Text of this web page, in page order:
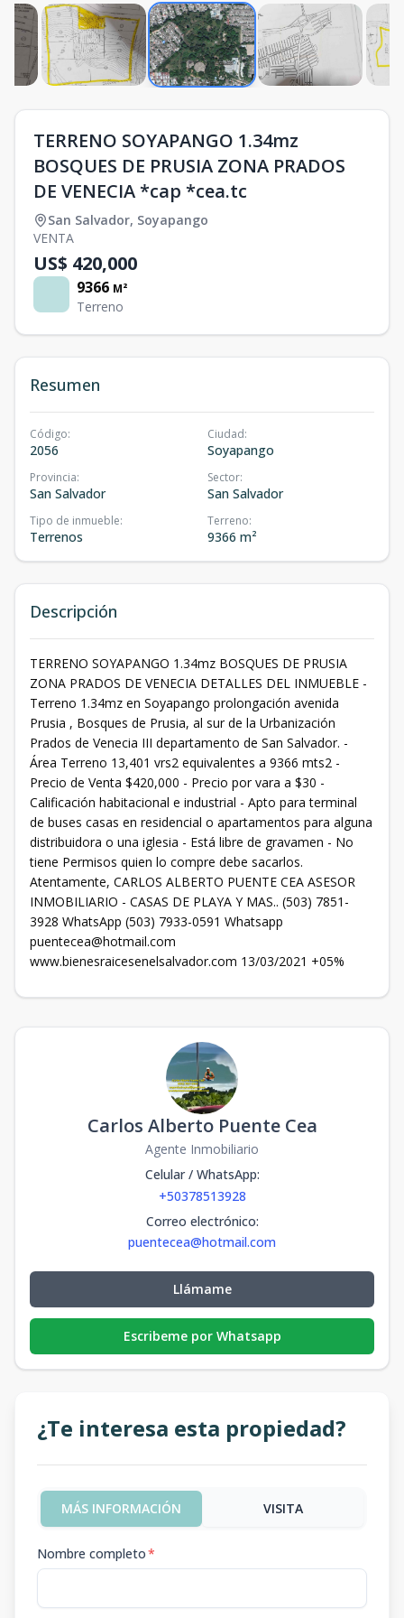
TERRENO SOYAPANGO 1.34mz
BOSQUES DE PRUSIA ZONA PRADOS
DE VENECIA *cap *cea.tc
San Salvador, Soyapango
VENTA
US$ 420,000
9366 M²
Terreno
Resumen
Código:
2056
Ciudad:
Soyapango
Provincia:
San Salvador
Sector:
San Salvador
Tipo de inmueble:
Terrenos
Terreno:
9366 m²
Descripción
TERRENO SOYAPANGO 1.34mz BOSQUES DE PRUSIA
ZONA PRADOS DE VENECIA DETALLES DEL INMUEBLE -
Terreno 1.34mz en Soyapango prolongación avenida
Prusia , Bosques de Prusia, al sur de la Urbanización
Prados de Venecia III departamento de San Salvador. -
Área Terreno 13,401 vrs2 equivalentes a 9366 mts2 -
Precio de Venta $420,000 - Precio por vara a $30 -
Calificación habitacional e industrial - Apto para terminal
de buses casas en residencial o apartamentos para alguna
distribuidora o una iglesia - Está libre de gravamen - No
tiene Permisos quien lo compre debe sacarlos.
Atentamente, CARLOS ALBERTO PUENTE CEA ASESOR
INMOBILIARIO - CASAS DE PLAYA Y MAS.. (503) 7851-
3928 WhatsApp (503) 7933-0591 Whatsapp
puentecea@hotmail.com
www.bienesraicesenelsalvador.com 13/03/2021 +05%
Carlos Alberto Puente Cea
Agente Inmobiliario
Celular / WhatsApp:
+50378513928
Correo electrónico:
puentecea@hotmail.com
Llámame
Escribeme por Whatsapp
¿Te interesa esta propiedad?
MÁS INFORMACIÓN VISITA
Nombre completo*